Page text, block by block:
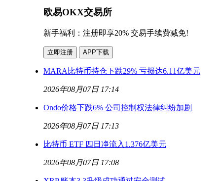
欧易OKX交易所
新手福利： 注册即享20% 交易手续费减免!
立即注册 APP下载
MARA比特币持仓下跌29% 亏损达6.11亿美元
2026年08月07日 17:14
Ondo价格下跌6% 公司控制权法律纠纷加剧
2026年08月07日 17:13
比特币 ETF 四日净流入1.376亿美元
2026年08月07日 17:08